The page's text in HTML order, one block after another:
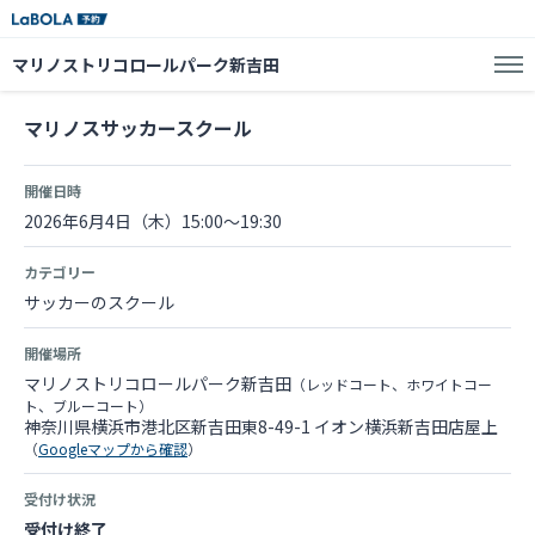
マリノストリコロールパーク新吉田
マリノスサッカースクール
開催日時
2026年6月4日（木）15:00～19:30
カテゴリー
サッカーのスクール
開催場所
マリノストリコロールパーク新吉田 （レッドコート、ホワイトコー
ト、ブルーコート）
神奈川県横浜市港北区新吉田東8-49-1 イオン横浜新吉田店屋上
（Googleマップから確認）
受付け状況
受付け終了